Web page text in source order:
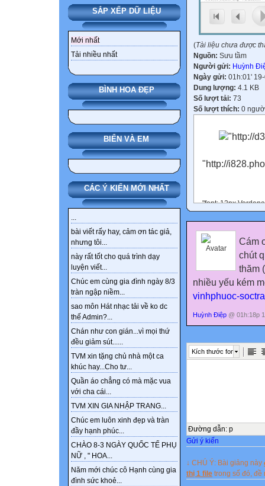
SẮP XẾP DỮ LIỆU
Mới nhất
Tải nhiều nhất
BÌNH HOA ĐẸP
BIỂN VÀ EM
CÁC Ý KIẾN MỚI NHẤT
...
bài viết rấy hay, cảm ơn tác giả,
nhưng tôi...
này rất tốt cho quá trình dạy
luyện viết...
Chúc em cùng gia đình ngày 8/3
tràn ngập niềm...
sao môn Hát nhạc tải về ko dc
thế Admin?...
Chán như con gián...vì mọi thứ
đều giảm sút......
TVM xin tặng chủ nhà một ca
khúc hay...Cho tư...
Quần áo chẳng có mà mặc vua
với cha cái...
TVM XIN GIA NHẬP TRANG...
Chúc em luôn xinh đẹp và tràn
đầy hạnh phúc...
CHÀO 8-3 NGÀY QUỐC TẾ PHỤ
NỮ , " HOA...
Năm mới chúc cô Hạnh cùng gia
đình sức khoẻ...
(Tài liệu chưa được
Nguồn: Sưu tầm
Người gửi: Huỳnh
Ngày gửi: 01h:01'
Dung lượng: 4.1 KB
Số lượt tải: 73
Số lượt thích: 0
"http://
"http://
"font: 12px
onclick="if
[0].style.display =
[0].style.display =
type="button">
"min-height:
Cám
chút
thăm
nhiều yếu kém
vinhphuoc-
Huỳnh Điệp @ 01h:18p
Kích thước font
Đường dẫn: p
Gửi ý kiến
↓ CHÚ Ý: Bài giảng này
thị 1 file trong số đó, đề